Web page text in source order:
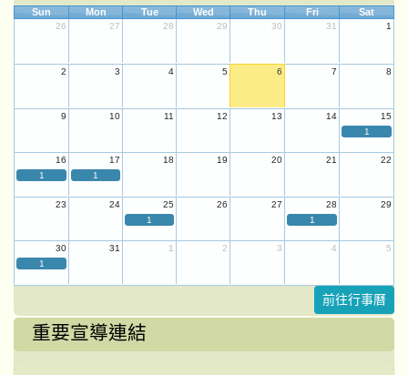
Sun Mon Tue Wed Thu Fri Sat
26 27 28 29 30 31 1
2 3 4 5 6 7 8
9 10 11 12 13 14
15
1
16 17 18 19 20 21
22
1
1
23 24 25 26 27 28
29
1
1
30 31 1 2 3 4
5
1
前往行事曆
重要宣導連結